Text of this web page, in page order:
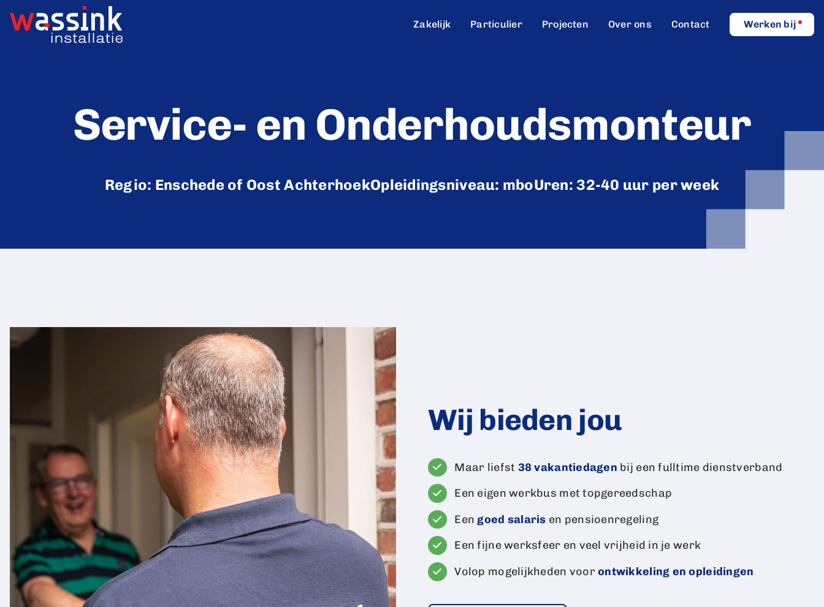
Ga
naar
Zakelijk Particulier Projecten Over ons Contact Werken bij
Service- en Onderhoudsmonteur
Regio: Enschede of Oost AchterhoekOpleidingsniveau: mboUren: 32-40 uur per week
Wij bieden jou
Maar liefst 38 vakantiedagen bij een fulltime dienstverband
Een eigen werkbus met topgereedschap
Eengoed salaris en pensioenregeling
Een fijne werksfeer en veel vrijheid in je werk
Volop mogelijkheden voorontwikkeling en opleidingen